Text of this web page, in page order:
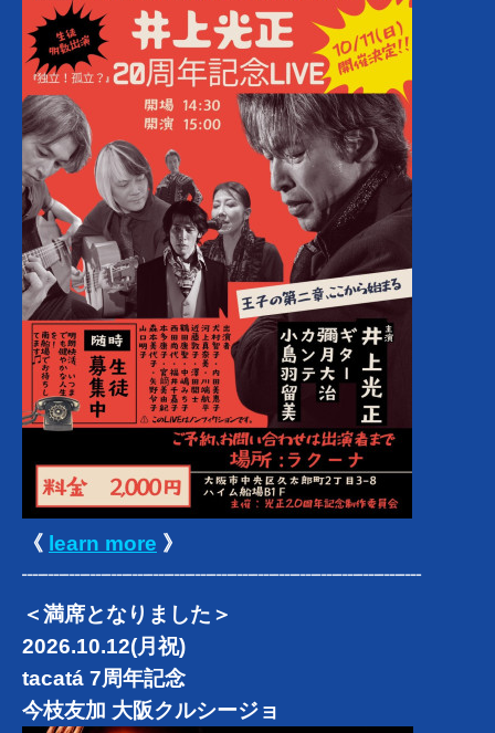
《 learn more 》
┈┈┈┈┈┈┈┈┈┈┈┈┈┈┈┈┈┈┈
＜満席となりました＞
2026.10.12(月祝)
tacatá 7周年記念
今枝友加 大阪クルシージョ